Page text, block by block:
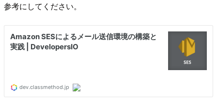
参考にしてください。